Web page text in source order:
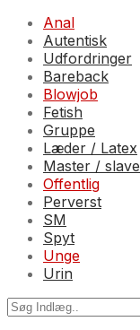
Anal
Autentisk
Udfordringer
Bareback
Blowjob
Fetish
Gruppe
Læder / Latex
Master / slave
Offentlig
Perverst
SM
Spyt
Unge
Urin